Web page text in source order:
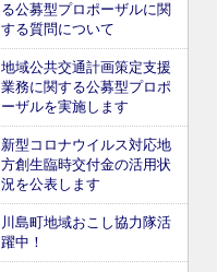
る公募型プロポーザルに関
する質問について
地域公共交通計画策定支援
業務に関する公募型プロポ
ーザルを実施します
新型コロナウイルス対応地
方創生臨時交付金の活用状
況を公表します
川島町地域おこし協力隊活
躍中！